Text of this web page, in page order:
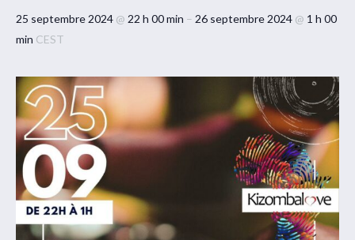
25 septembre 2024 @ 22 h 00 min – 26 septembre 2024 @ 1 h 00
min CEST